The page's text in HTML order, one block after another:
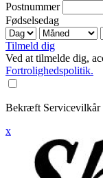
Postnummer
Fødselsedag
Tilmeld dig
Ved at tilmelde dig,
Fortrolighedspolitik.
Bekræft Servicevilkår
x